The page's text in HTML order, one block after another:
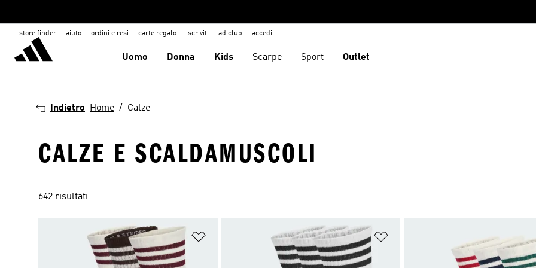
store finder aiuto ordini e resi carte regalo iscriviti adiclub accedi
Uomo Donna Kids Scarpe Sport Outlet
Indietro Home Calze
CALZE E SCALDAMUSCOLI
642 risultati
Aggiungi alla lista dei desideri